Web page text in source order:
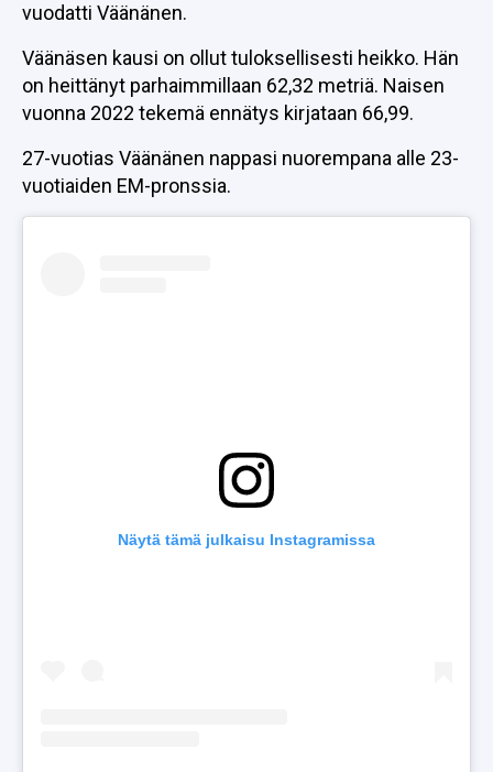
vuodatti Väänänen.
Väänäsen kausi on ollut tuloksellisesti heikko. Hän
on heittänyt parhaimmillaan 62,32 metriä. Naisen
vuonna 2022 tekemä ennätys kirjataan 66,99.
27-vuotias Väänänen nappasi nuorempana alle 23-
vuotiaiden EM-pronssia.
Näytä tämä julkaisu Instagramissa